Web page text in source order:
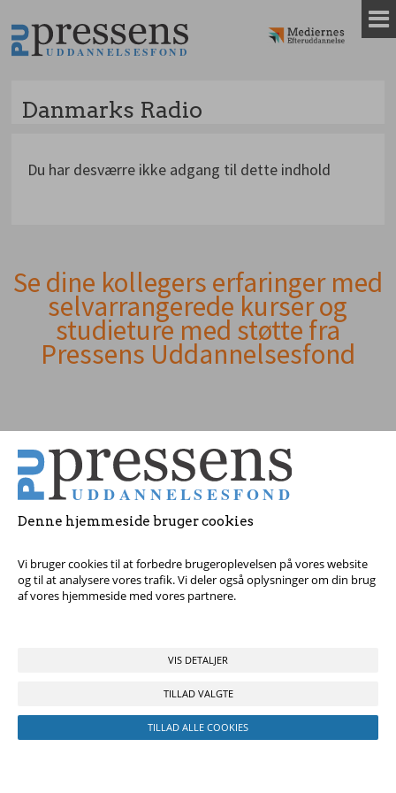
Denne hjemmeside bruger cookies
Vi bruger cookies til at forbedre brugeroplevelsen på vores website
og til at analysere vores trafik. Vi deler også oplysninger om din brug
af vores hjemmeside med vores partnere.
VIS DETALJER
TILLAD VALGTE
TILLAD ALLE COOKIES
til
indhold
Danmarks Radio
Du har desværre ikke adgang til dette indhold
Andet
indhold
Se dine kollegers erfaringer med
selvarrangerede kurser og
studieture med støtte fra
Pressens Uddannelsesfond
Tag fat i os med dine spørgsmål!
© 2017 Pressens Uddannelsesfond, Rådhuspladsen 16, 4. sal, 1550